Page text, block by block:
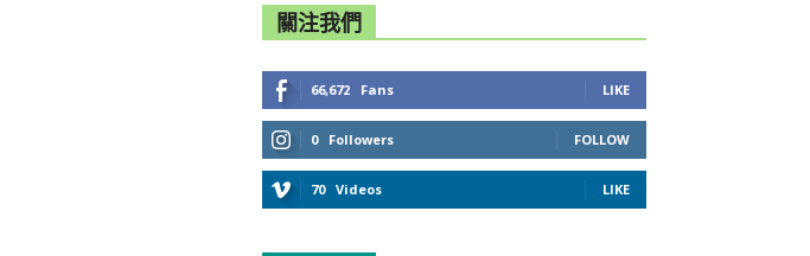
關注我們
66,672 Fans LIKE
0 Followers FOLLOW
70 Videos LIKE